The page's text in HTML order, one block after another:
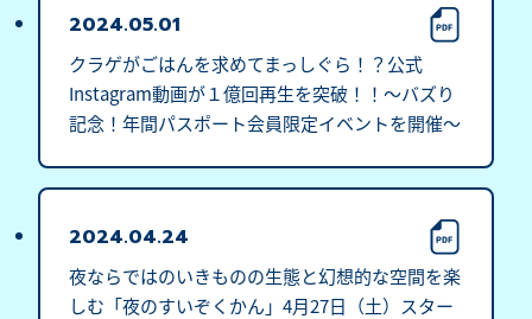
2024.05.01
クラゲがごはんを求めてまっしぐら！？公式
Instagram動画が１億回再生を突破！！～バズり
記念！年間パスポート会員限定イベントを開催～
2024.04.24
夜ならではのいきものの生態と幻想的な空間を楽
しむ「夜のすいぞくかん」4月27日（土）スター